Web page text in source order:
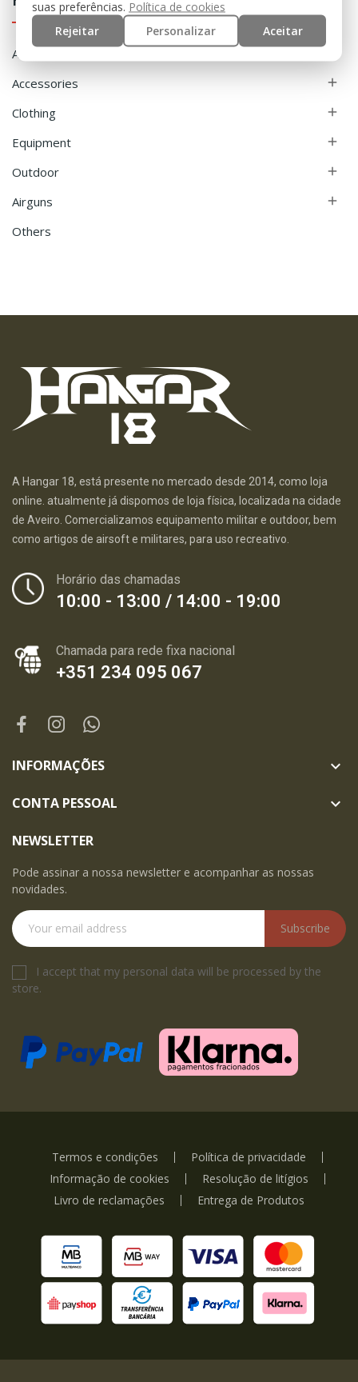
Airsoft
Accessories 
Clothing 
Equipment 
Outdoor 
Airguns 
Others
A Hangar 18, está presente no mercado desde 2014, como loja
online. atualmente já dispomos de loja física, localizada na cidade
de Aveiro. Comercializamos equipamento militar e outdoor, bem
como artigos de airsoft e militares, para uso recreativo.
Horário das chamadas
10:00 - 13:00 / 14:00 - 19:00
Chamada para rede fixa nacional
+351 234 095 067
INFORMAÇÕES 
CONTA PESSOAL 
NEWSLETTER
Pode assinar a nossa newsletter e acompanhar as nossas
novidades.
Subscribe
I accept that my personal data will be processed by the
store.
Termos e condições
Política de privacidade
Informação de cookies
Resolução de litígios
Livro de reclamações
Entrega de Produtos
suas preferências. Política de cookies
Rejeitar
Personalizar Aceitar